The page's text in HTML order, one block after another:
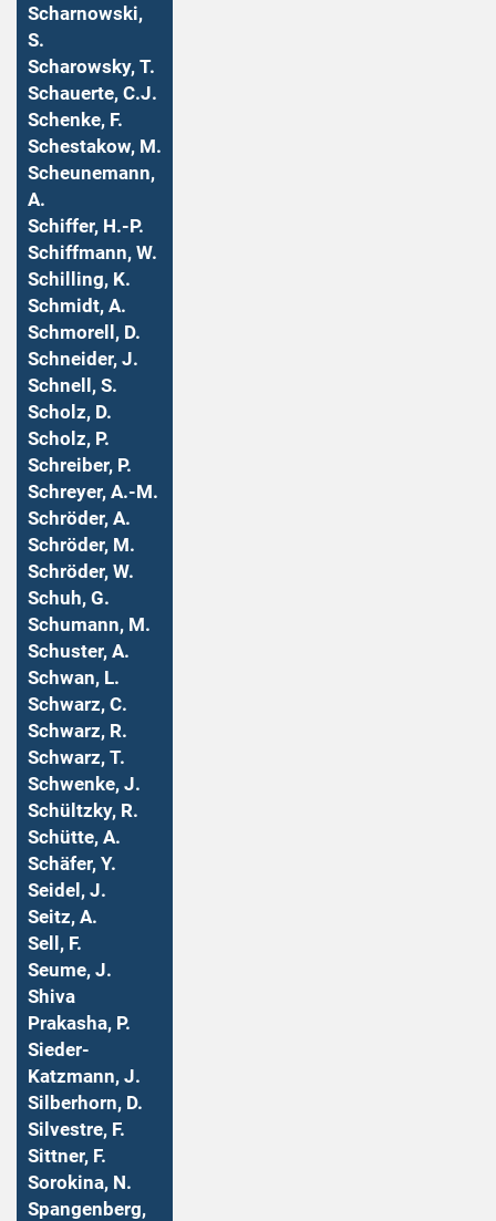
Scharnowski,
S.
Scharowsky, T.
Schauerte, C.J.
Schenke, F.
Schestakow, M.
Scheunemann,
A.
Schiffer, H.-P.
Schiffmann, W.
Schilling, K.
Schmidt, A.
Schmorell, D.
Schneider, J.
Schnell, S.
Scholz, D.
Scholz, P.
Schreiber, P.
Schreyer, A.-M.
Schröder, A.
Schröder, M.
Schröder, W.
Schuh, G.
Schumann, M.
Schuster, A.
Schwan, L.
Schwarz, C.
Schwarz, R.
Schwarz, T.
Schwenke, J.
Schültzky, R.
Schütte, A.
Schäfer, Y.
Seidel, J.
Seitz, A.
Sell, F.
Seume, J.
Shiva
Prakasha, P.
Sieder-
Katzmann, J.
Silberhorn, D.
Silvestre, F.
Sittner, F.
Sorokina, N.
Spangenberg,